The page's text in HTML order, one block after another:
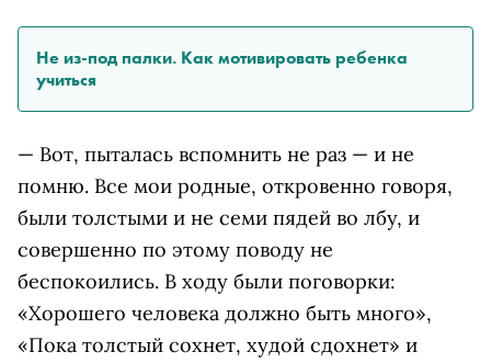
Не из-под палки. Как мотивировать ребенка
учиться
— Вот, пыталась вспомнить не раз — и не
помню. Все мои родные, откровенно говоря,
были толстыми и не семи пядей во лбу, и
совершенно по этому поводу не
беспокоились. В ходу были поговорки:
«Хорошего человека должно быть много»,
«Пока толстый сохнет, худой сдохнет» и